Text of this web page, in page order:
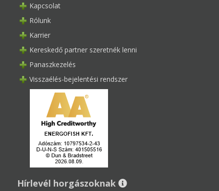
Kapcsolat
Rólunk
Karrier
Kereskedő partner szeretnék lenni
Panaszkezelés
Visszaélés-bejelentési rendszer
Hírlevél horgászoknak